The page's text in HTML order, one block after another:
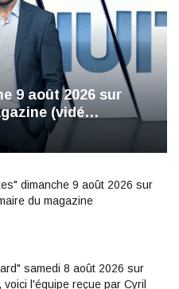
9 août 2026 sur
(vidé…
dimanche 9 août 2026 sur
du magazine
samedi 8 août 2026 sur
voici l'équipe reçue par Cyril